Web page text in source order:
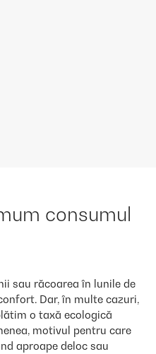
consumul
sau răcoarea în lunile de
Dar, în multe cazuri,
o taxă ecologică
motivul pentru care
aproape deloc sau